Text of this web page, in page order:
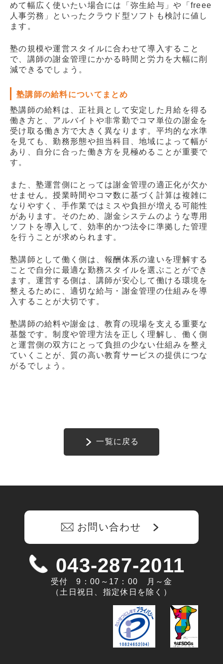
めて幅広く使いたい場合には「弥生給与」や「freee
人事労務」といったクラウド型ソフトも検討に値し
ます。
塾の規模や運営スタイルに合わせて導入すること
で、講師の謝金管理にかかる時間と労力を大幅に削
減できるでしょう。
塾講師の給料についてまとめ
塾講師の給料は、正社員として安定した月給を得る
働き方と、アルバイトや非常勤でコマ単位の謝金を
受け取る働き方で大きく異なります。平均的な水準
を見ても、勤務形態や担当科目、地域によって幅が
あり、自分に合った働き方を見極めることが重要で
す。
また、塾運営側にとっては謝金管理の適正化が欠か
せません。授業時間やコマ数に基づく計算は複雑に
なりやすく、手作業ではミスや負担が増える可能性
があります。そのため、謝金システム のような専用
ソフトを導入して、効率的かつ法令に準拠した管理
を行うことが求められます。
塾講師として働く側は、報酬体系の違いを理解する
ことで自分に最適な勤務スタイルを選ぶことができ
ます。運営する側は、講師が安心して働ける環境を
整えるために、適切な給与・謝金管理の仕組みを導
入することが大切です。
塾講師の給料や謝金は、教育の現場を支える重要な
基盤です。制度や管理方法を正しく理解し、働く側
と運営側の双方にとって負担の少ない仕組みを整え
ていくことが、質の高い教育サービスの提供につな
がるでしょう。
一覧に戻る
お問い合わせ
043-287-2011
受付 9：00～17：00 月～金
（土日祝日、指定休日を除く）